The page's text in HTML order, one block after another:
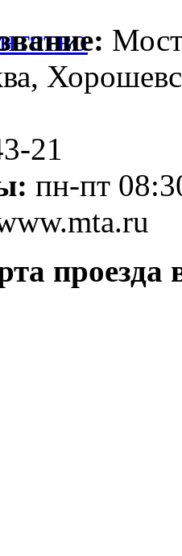
21
пн-пт
проезда